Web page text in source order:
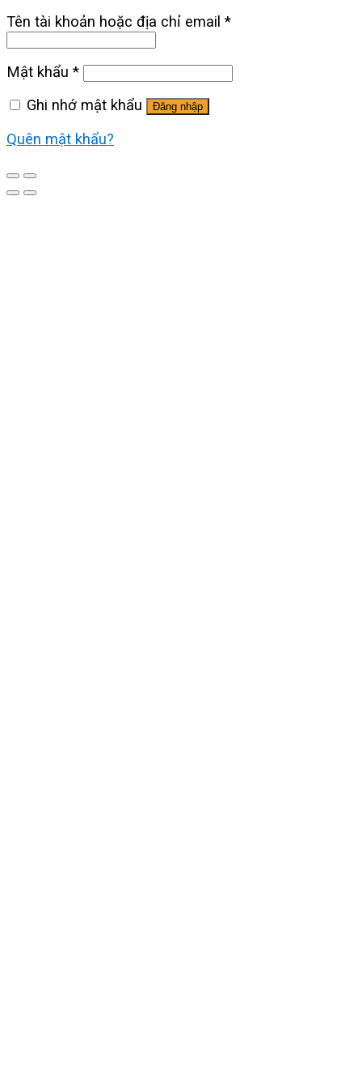
Tên tài khoản hoặc địa chỉ email *
Mật khẩu *
Ghi nhớ mật khẩu
Đăng nhập
Quên mật khẩu?